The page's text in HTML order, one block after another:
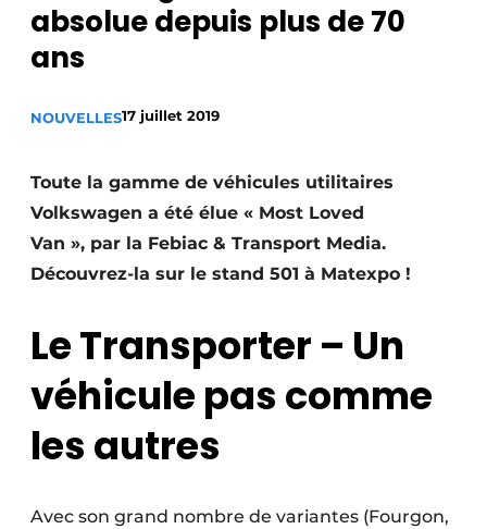
Termes et conditions
Video’s
Contrôle d’accès
Éclairage
Façades
Géotextiles
Infrastructures souterraines et égouttage
Protection solaire
absolue depuis plus de 70
ans
NOUVELLES17 juillet 2019
Toute la gamme de véhicules utilitaires
Volkswagen a été élue « Most Loved
Van », par la Febiac & Transport Media.
Découvrez-la sur le stand 501 à Matexpo !
Le Transporter – Un
véhicule pas comme
les autres
Avec son grand nombre de variantes (Fourgon,